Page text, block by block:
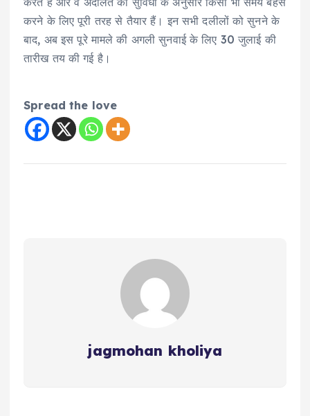
करने के लिए पूरी तरह से तैयार हैं। इन सभी दलीलों को सुनने के
बाद, अब इस पूरे मामले की अगली सुनवाई के लिए 30 जुलाई की
तारीख तय की गई है।
Spread the love
jagmohan kholiya